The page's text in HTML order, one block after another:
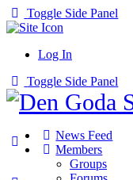
Toggle Side Panel
Log In
Toggle Side Panel
News Feed
Members
Groups